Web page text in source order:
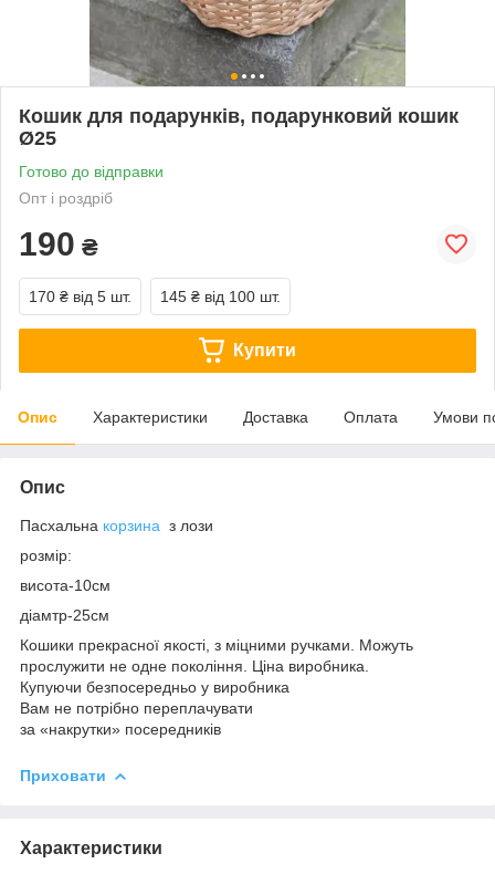
Кошик для подарунків, подарунковий кошик
Ø25
Готово до відправки
Опт і роздріб
190 ₴
170 ₴ від 5 шт. 145 ₴ від 100 шт.
Купити
Опис Характеристики Доставка Оплата Умови
Опис
Пасхальна корзина з лози
розмір:
висота-10см
діамтр-25см
Кошики прекрасної якості, з міцними ручками. Можуть
прослужити не одне покоління. Ціна виробника.
Купуючи безпосередньо у виробника
Вам не потрібно переплачувати
за «накрутки» посередників
Приховати
Характеристики